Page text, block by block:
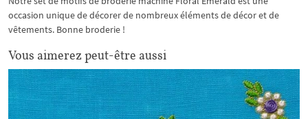
occasion unique de décorer de nombreux éléments de décor et de
vêtements. Bonne broderie !
Vous aimerez peut-être aussi